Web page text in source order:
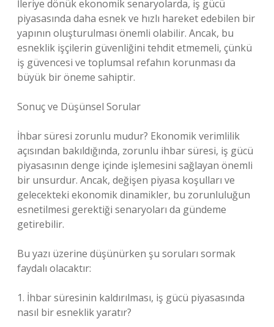
İleriye dönük ekonomik senaryolarda, iş gücü
piyasasında daha esnek ve hızlı hareket edebilen bir
yapının oluşturulması önemli olabilir. Ancak, bu
esneklik işçilerin güvenliğini tehdit etmemeli, çünkü
iş güvencesi ve toplumsal refahın korunması da
büyük bir öneme sahiptir.
Sonuç ve Düşünsel Sorular
İhbar süresi zorunlu mudur? Ekonomik verimlilik
açısından bakıldığında, zorunlu ihbar süresi, iş gücü
piyasasının denge içinde işlemesini sağlayan önemli
bir unsurdur. Ancak, değişen piyasa koşulları ve
gelecekteki ekonomik dinamikler, bu zorunluluğun
esnetilmesi gerektiği senaryoları da gündeme
getirebilir.
Bu yazı üzerine düşünürken şu soruları sormak
faydalı olacaktır:
1. İhbar süresinin kaldırılması, iş gücü piyasasında
nasıl bir esneklik yaratır?